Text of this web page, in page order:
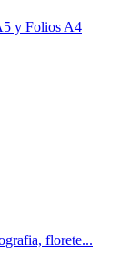
y Folios A4
florete...